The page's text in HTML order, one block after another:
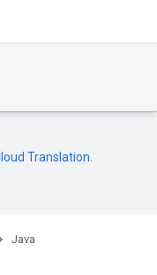
Translation
Java